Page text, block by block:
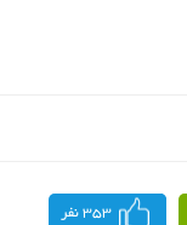
353 نفر